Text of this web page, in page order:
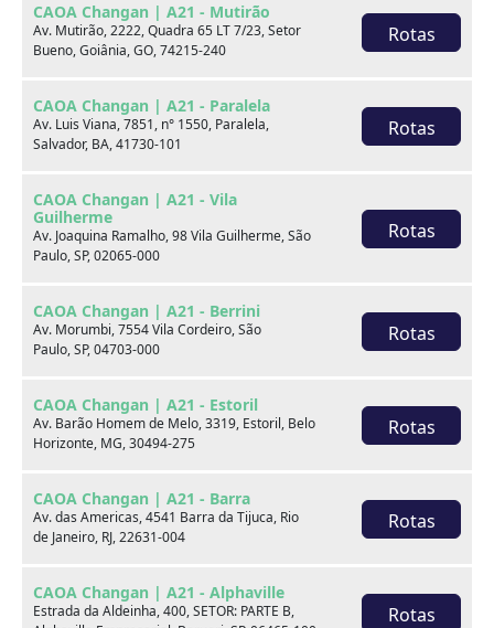
CAOA Changan | A21 - Mutirão
Av. Mutirão, 2222, Quadra 65 LT 7/23, Setor
Bueno, Goiânia, GO, 74215-240
Rotas
CAOA Changan | A21 - Paralela
Av. Luis Viana, 7851, n° 1550, Paralela,
Salvador, BA, 41730-101
Rotas
CAOA Changan | A21 - Vila
Guilherme
Av. Joaquina Ramalho, 98 Vila Guilherme, São
Paulo, SP, 02065-000
Rotas
CAOA Changan | A21 - Berrini
Av. Morumbi, 7554 Vila Cordeiro, São
Paulo, SP, 04703-000
Rotas
CAOA Changan | A21 - Estoril
Av. Barão Homem de Melo, 3319, Estoril, Belo
Horizonte, MG, 30494-275
Rotas
CAOA Changan | A21 - Barra
Av. das Americas, 4541 Barra da Tijuca, Rio
de Janeiro, RJ, 22631-004
Rotas
CAOA Changan | A21 - Alphaville
Estrada da Aldeinha, 400, SETOR: PARTE B,
Rotas
Hatch
Seminovos em destaque